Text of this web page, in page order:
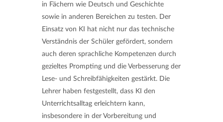
in Fächern wie Deutsch und Geschichte
sowie in anderen Bereichen zu testen. Der
Einsatz von KI hat nicht nur das technische
Verständnis der Schüler gefördert, sondern
auch deren sprachliche Kompetenzen durch
gezieltes Prompting und die Verbesserung der
Lese- und Schreibfähigkeiten gestärkt. Die
Lehrer haben festgestellt, dass KI den
Unterrichtsalltag erleichtern kann,
insbesondere in der Vorbereitung und